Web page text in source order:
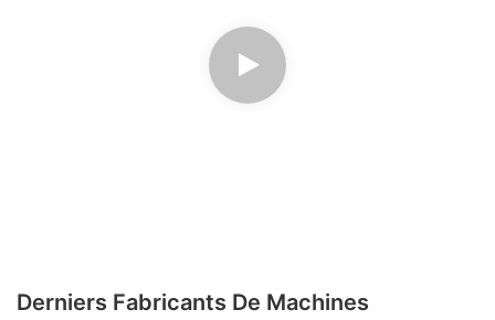
Derniers Fabricants De Machines